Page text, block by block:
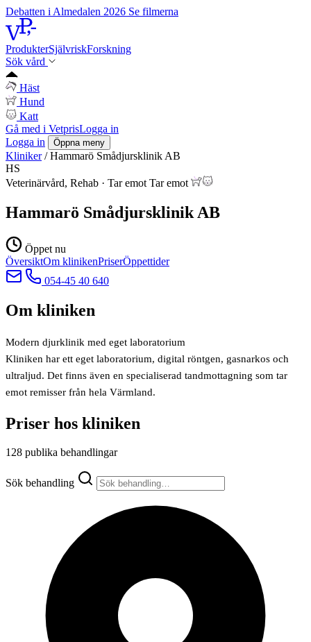
Debatten i Almedalen 2026 Se filmerna
ProdukterSjälvriskForskning
Sök vård
Häst
Hund
Katt
Gå med i VetprisLogga in
Logga in
Öppna meny
Kliniker / Hammarö Smådjursklinik AB
HS
Veterinärvård, Rehab · Tar emot Tar emot
Hammarö Smådjursklinik AB
Öppet nu
ÖversiktOm klinikenPriserÖppettider
054-45 40 640
Om kliniken
Modern djurklinik med eget laboratorium
Kliniken har ett eget laboratorium, digital röntgen, gasnarkos och
ultraljud. Det finns även en specialiserad tandmottagning som tar
emot remisser från hela Värmland.
Priser hos kliniken
128 publika behandlingar
Sök behandling